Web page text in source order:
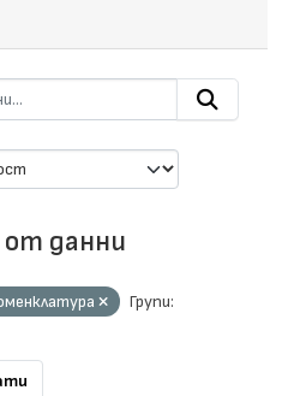
от данни
Групи: